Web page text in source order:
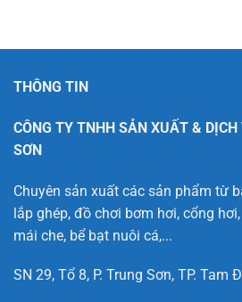
THÔNG TIN
CÔNG TY TNHH SẢN XUẤT &
SƠN
Chuyên sản xuất các sản phẩm từ
lắp ghép, đồ chơi bơm hơi, cổng
mái che, bể bạt nuôi cá,...
SN 29, Tổ 8, P. Trung Sơn, TP. Tam